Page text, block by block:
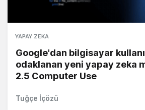
YAPAY ZEKA
Google'dan bilgisayar
odaklanan yeni yapay zeka
2.5 Computer Use
Tuğçe İçözü